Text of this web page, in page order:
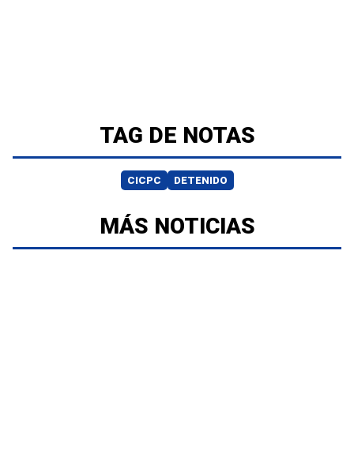
TAG DE NOTAS
CICPC DETENIDO
MÁS NOTICIAS